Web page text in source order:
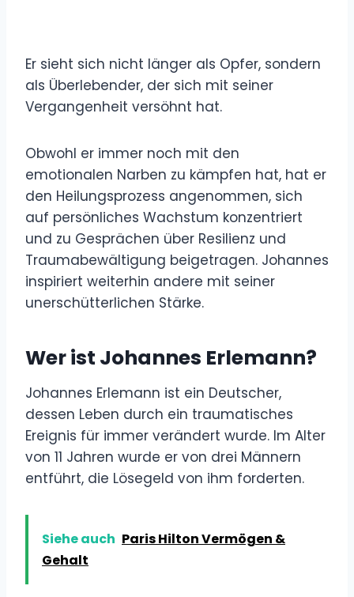
Er sieht sich nicht länger als Opfer, sondern
als Überlebender, der sich mit seiner
Vergangenheit versöhnt hat.
Obwohl er immer noch mit den
emotionalen Narben zu kämpfen hat, hat er
den Heilungsprozess angenommen, sich
auf persönliches Wachstum konzentriert
und zu Gesprächen über Resilienz und
Traumabewältigung beigetragen. Johannes
inspiriert weiterhin andere mit seiner
unerschütterlichen Stärke.
Wer ist Johannes Erlemann?
Johannes Erlemann ist ein Deutscher,
dessen Leben durch ein traumatisches
Ereignis für immer verändert wurde. Im Alter
von 11 Jahren wurde er von drei Männern
entführt, die Lösegeld von ihm forderten.
Siehe auch Paris Hilton Vermögen &
Gehalt